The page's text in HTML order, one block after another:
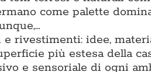
come palette
e rivestimenti: idee,
più estesa della
e sensoriale di ogni